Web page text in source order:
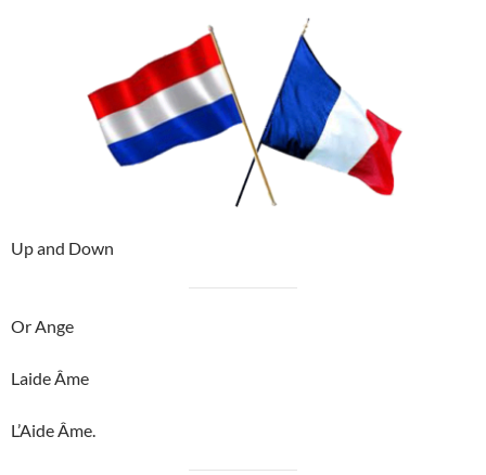
Up and Down
Or Ange
Laide Âme
L’Aide Âme.